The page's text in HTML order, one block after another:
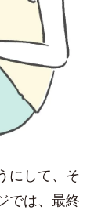
にして、そ
では、最終